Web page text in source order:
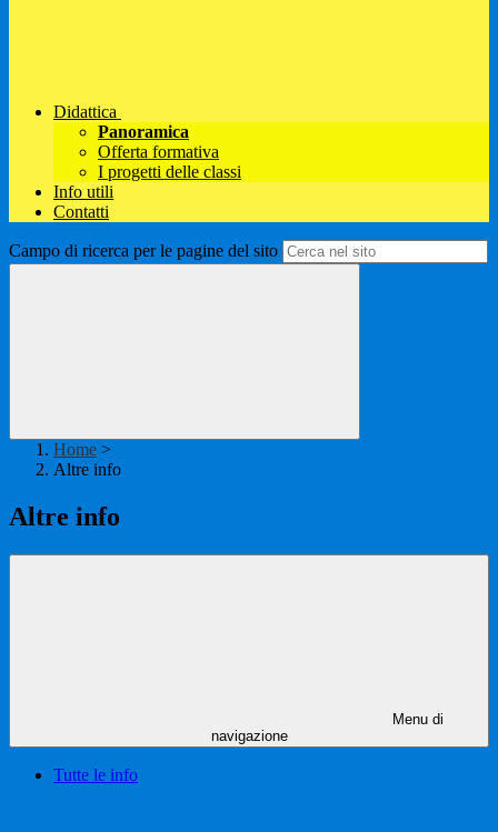
Didattica
Panoramica
Offerta formativa
I progetti delle classi
Info utili
Contatti
Campo di ricerca per le pagine del sito
Home >
Altre info
Altre info
Menu di
navigazione
Tutte le info